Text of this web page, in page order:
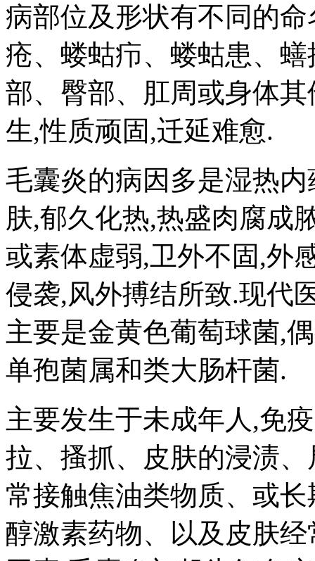
病部位及形状有不同的
疮、蝼蛄疖、蝼蛄患、
部、臀部、肛周或身体
生,性质顽固,迁延难愈.
毛囊炎的病因多是湿热
肤,郁久化热,热盛肉腐成
或素体虚弱,卫外不固,外
侵袭,风外搏结所致.现代
主要是金黄色葡萄球菌,
单孢菌属和类大肠杆菌.
主要发生于未成年人,免
拉、搔抓、皮肤的浸渍
常接触焦油类物质、或
醇激素药物、以及皮肤